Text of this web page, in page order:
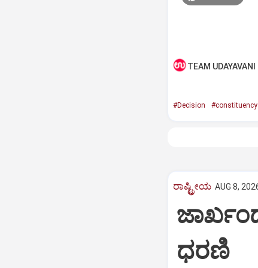
TEAM UDAYAVANI
#Decision #constituency
ರಾಷ್ಟ್ರೀಯ AUG 8,
ಧರಣಿ